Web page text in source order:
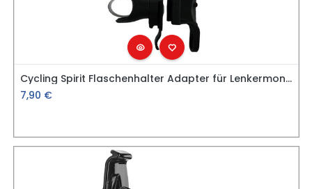
Cycling Spirit Flaschenhalter Adapter für Lenkermontage
7,90 €